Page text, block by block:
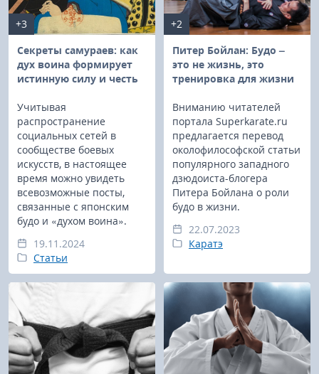
+3
Секреты самураев: как
дух воина формирует
истинную силу и честь
Учитывая
распространение
социальных сетей в
сообществе боевых
искусств, в настоящее
время можно увидеть
всевозможные посты,
связанные с японским
будо и «духом воина».
19.11.2024
Статьи
+2
Питер Бойлан: Будо –
это не жизнь, это
тренировка для жизни
Вниманию читателей
портала Superkarate.ru
предлагается перевод
околофилософской статьи
популярного западного
дзюдоиста-блогера
Питера Бойлана о роли
будо в жизни.
22.07.2023
Каратэ